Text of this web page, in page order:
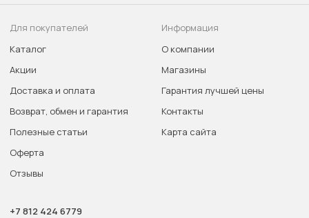
Для покупателей
Каталог
Акции
Доставка и оплата
Возврат, обмен и гарантия
Полезные статьи
Оферта
Отзывы
Информация
О компании
Магазины
Гарантия лучшей цены
Контакты
Карта сайта
+7 812 424 6779